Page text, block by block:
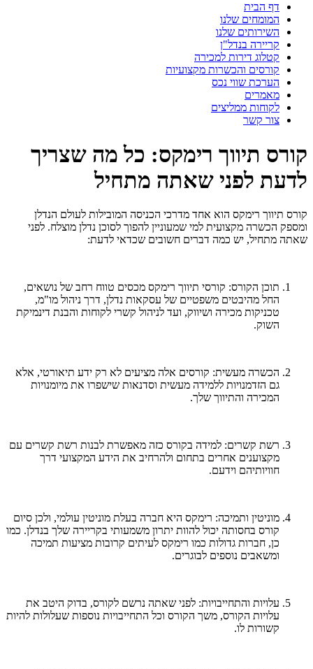
דף הבית
המומחים שלנו
השירותים שלנו
קריירה בנדל"ן
קטלוג דירות למכירה
קורסים והכשרות מקצועיות
הערכת שווי נכס
מאמרים
לקוחות ממליצים
צור קשר
קורס תיווך רימקס: כל מה שצריך
לדעת לפני שאתה מתחיל
קורס תיווך רימקס הוא אחד מדרכי הכניסה המובילות לעולם הנדלן
ומספק הכשרה מקצועית למי שמעוניין להפוך לסוכן נדלן מוצלח. לפני
שאתה מתחיל, יש כמה דברים חשובים שכדאי לדעת:
תוכן הקורס: קורסי תיווך רימקס מכסים טווח רחב של נושאים,
החל מהיבטים משפטיים של עסקאות נדלן, דרך ניהול מו"מ,
טכניקות מכירה ושיווק, ועד לניהול קשרי לקוחות והבנת דינמיקת
השוק.
הכשרה מעשית: קורסים אלה מציעים לא רק ידע תיאורטי, אלא
גם הזדמנויות ללמידה מעשית וסדנאות שישפרו את מיומנויות
המכירה והתיווך שלך.
רשת קשרים: למידה בקורס כזה מאפשרת לבנות רשת קשרים עם
מקצוענים אחרים בתחום ולהרחיב את הידע המקצועי דרך
חוויותיהם וידעם.
מוניטין ותמיכה: רימקס היא חברה בעלת מוניטין עולמי, ולכן סיום
קורס בחסותה יכול להוות יתרון משמעותי בקריירה שלך בנדלן. כמו
כן, חברות גדולות כמו רימקס לעיתים קרובות מציעות תמיכה
ומשאבים נוספים לבוגרים.
עלויות והתחייבויות: לפני שאתה נרשם לקורס, בדוק היטב את
עלויות הקורס, משך הקורס וכל התחייבויות נוספות שעלולות להיות
קשורות לו.